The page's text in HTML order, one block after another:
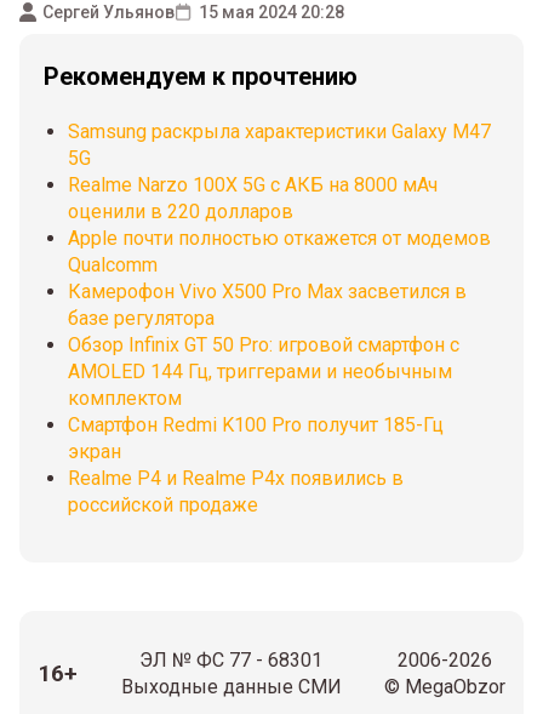
Сергей Ульянов 15 мая 2024 20:28
Рекомендуем к прочтению
Samsung раскрыла характеристики Galaxy M47
5G
Realme Narzo 100X 5G с АКБ на 8000 мАч
оценили в 220 долларов
Apple почти полностью откажется от модемов
Qualcomm
Камерофон Vivo X500 Pro Max засветился в
базе регулятора
Обзор Infinix GT 50 Pro: игровой смартфон с
AMOLED 144 Гц, триггерами и необычным
комплектом
Смартфон Redmi K100 Pro получит 185-Гц
экран
Realme P4 и Realme P4x появились в
российской продаже
16+
ЭЛ № ФС 77 - 68301
Выходные данные СМИ
2006-2026
© MegaObzor